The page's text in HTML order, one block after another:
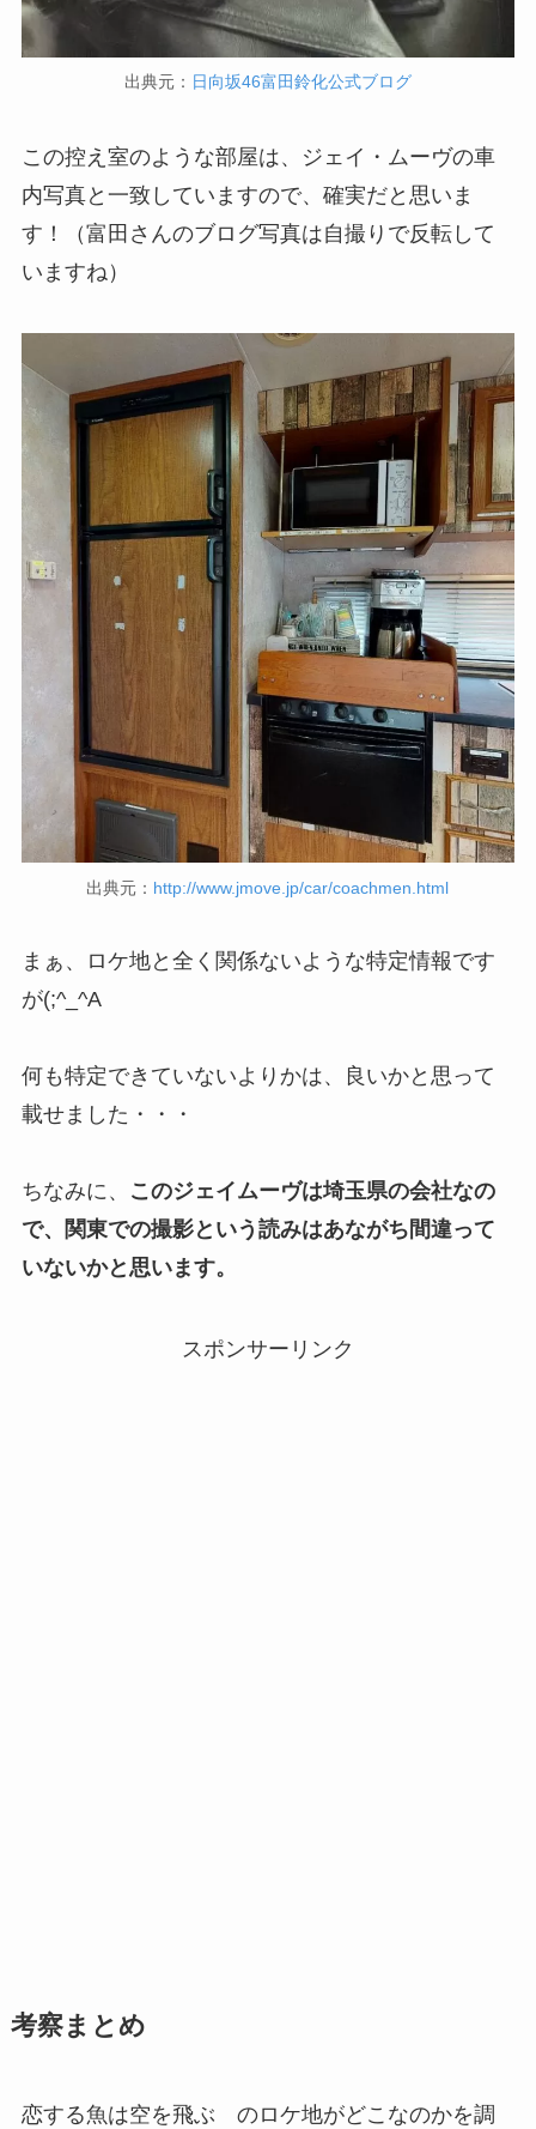
出典元： 日向坂46富田鈴化公式ブログ
この控え室のような部屋は、ジェイ・ムーヴの車
内写真と一致していますので、確実だと思いま
す！（富田さんのブログ写真は自撮りで反転して
いますね）
出典元： http://www.jmove.jp/car/coachmen.html
まぁ、ロケ地と全く関係ないような特定情報です
が(;^_^A
何も特定できていないよりかは、良いかと思って
載せました・・・
ちなみに、
このジェイムーヴは埼玉県の会社なの
で、関東での撮影という読みはあながち間違って
いないかと思います。
スポンサーリンク
考察まとめ
恋する魚は空を飛ぶ のロケ地がどこなのかを調